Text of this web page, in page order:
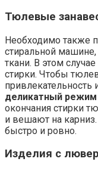
Тюлевые
Необходимо также
стиральной
ткани. В этом
стирки. Чтобы
деликатный
окончания стирки
и вешают на
быстро и ровно.
Изделия с